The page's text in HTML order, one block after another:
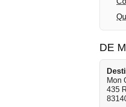
DE
Mon
435